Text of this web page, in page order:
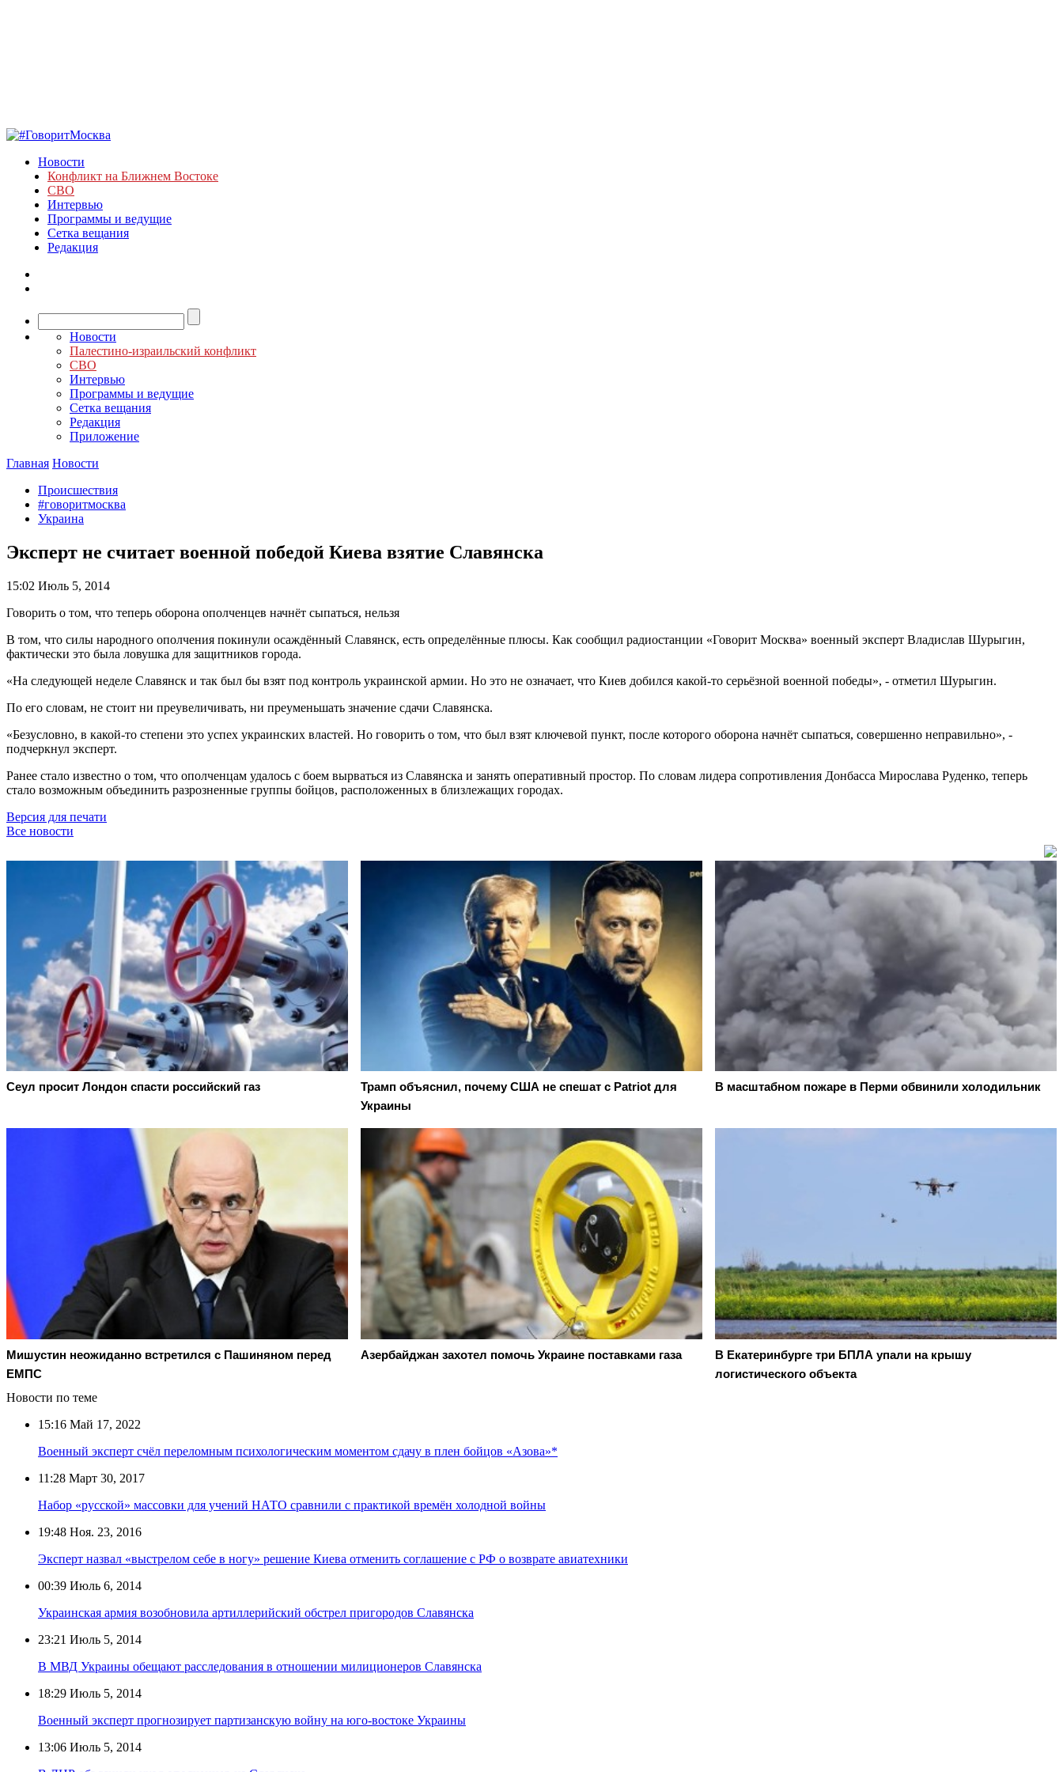
Новости
Конфликт на Ближнем Востоке
СВО
Интервью
Программы и ведущие
Сетка вещания
Редакция
Новости
Палестино-израильский конфликт
СВО
Интервью
Программы и ведущие
Сетка вещания
Редакция
Приложение
Главная Новости
Происшествия
#говоритмосква
Украина
Эксперт не считает военной победой Киева взятие Славянска
15:02 Июль 5, 2014
Говорить о том, что теперь оборона ополченцев начнёт сыпаться, нельзя
В том, что силы народного ополчения покинули осаждённый Славянск, есть определённые плюсы. Как сообщил радиостанции «Говорит Москва» военный эксперт Владислав Шурыгин,
фактически это была ловушка для защитников города.
«На следующей неделе Славянск и так был бы взят под контроль украинской армии. Но это не означает, что Киев добился какой-то серьёзной военной победы», - отметил Шурыгин.
По его словам, не стоит ни преувеличивать, ни преуменьшать значение сдачи Славянска.
«Безусловно, в какой-то степени это успех украинских властей. Но говорить о том, что был взят ключевой пункт, после которого оборона начнёт сыпаться, совершенно неправильно», -
подчеркнул эксперт.
Ранее стало известно о том, что ополченцам удалось с боем вырваться из Славянска и занять оперативный простор. По словам лидера сопротивления Донбасса Мирослава Руденко, теперь
стало возможным объединить разрозненные группы бойцов, расположенных в близлежащих городах.
Версия для печати
Все новости
Сеул просит Лондон спасти российский газ
Трамп объяснил, почему США не спешат с Patriot для
Украины
В масштабном пожаре в Перми обвинили холодильник
Мишустин неожиданно встретился с Пашиняном перед
ЕМПС
Азербайджан захотел помочь Украине поставками газа
В Екатеринбурге три БПЛА упали на крышу
логистического объекта
Новости по теме
15:16 Май 17, 2022
Военный эксперт счёл переломным психологическим моментом сдачу в плен бойцов «Азова»*
11:28 Март 30, 2017
Набор «русской» массовки для учений НАТО сравнили с практикой времён холодной войны
19:48 Ноя. 23, 2016
Эксперт назвал «выстрелом себе в ногу» решение Киева отменить соглашение с РФ о возврате авиатехники
00:39 Июль 6, 2014
Украинская армия возобновила артиллерийский обстрел пригородов Славянска
23:21 Июль 5, 2014
В МВД Украины обещают расследования в отношении милиционеров Славянска
18:29 Июль 5, 2014
Военный эксперт прогнозирует партизанскую войну на юго-востоке Украины
13:06 Июль 5, 2014